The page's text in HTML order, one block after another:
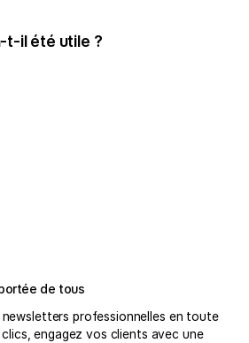
t-il été utile ?
portée de tous
professionnelles en toute
clics, engagez vos clients avec une